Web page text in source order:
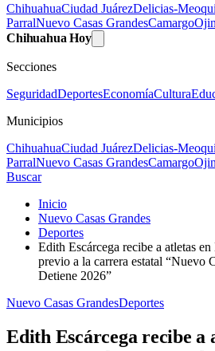
ChihuahuaCiudad JuárezDelicias-Meoqui
ParralNuevo Casas GrandesCamargo
Chihuahua Hoy
Secciones
SeguridadDeportesEconomíaCultura
Municipios
ChihuahuaCiudad JuárezDelicias-Meoqui
ParralNuevo Casas GrandesCamargo
Buscar
Inicio
Nuevo Casas Grandes
Deportes
Edith Escárcega recibe a atletas
previo a la carrera estatal “Nuevo
Detiene 2026”
Nuevo Casas GrandesDeportes
Edith Escárcega recibe a